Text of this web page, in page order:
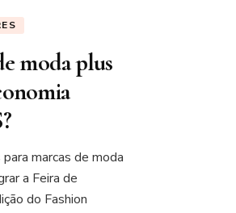
moda plus
marcas de moda
a Feira de
do Fashion